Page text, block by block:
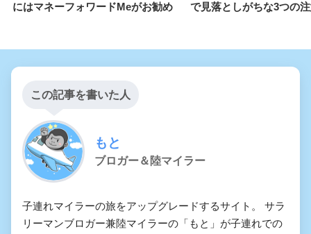
にはマネーフォワードMeがお勧め
で見落としがちな3つの
この記事を書いた人
もと
ブロガー＆陸マイラー
子連れマイラーの旅をアップグレードするサイト。 サラ
リーマンブロガー兼陸マイラーの「もと」が子連れでの